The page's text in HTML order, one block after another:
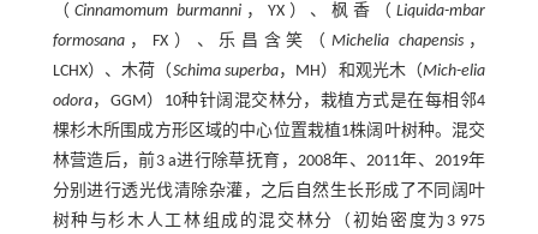
（ Cinnamomum burmanni，YX）、枫香（Liquida-mbar
formosana，FX）、乐昌含笑（ Michelia chapensis，
LCHX）、木荷（Schima superba，MH）和观光木（Mich-elia
odora，GGM）10种针阔混交林分，栽植方式是在每相邻4
棵杉木所围成方形区域的中心位置栽植1株阔叶树种。混交
林营造后，前3 a进行除草抚育，2008年、2011年、2019年
分别进行透光伐清除杂灌，之后自然生长形成了不同阔叶
树种与杉木人工林组成的混交林分（初始密度为3 975